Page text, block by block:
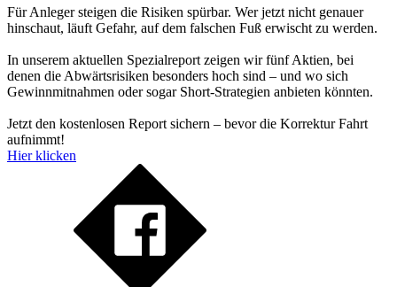
Für Anleger steigen die Risiken spürbar. Wer jetzt nicht genauer
hinschaut, läuft Gefahr, auf dem falschen Fuß erwischt zu werden.
In unserem aktuellen Spezialreport zeigen wir fünf Aktien, bei
denen die Abwärtsrisiken besonders hoch sind – und wo sich
Gewinnmitnahmen oder sogar Short-Strategien anbieten könnten.
Jetzt den kostenlosen Report sichern – bevor die Korrektur Fahrt
aufnimmt!
Hier klicken